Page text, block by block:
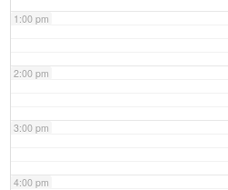
1:00 pm
2:00 pm
3:00 pm
4:00 pm